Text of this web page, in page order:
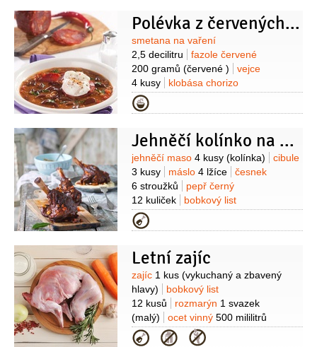
K podávání: avokádo
koriandr
(čerstvý)
limetka
paprička chilli
červená
Polévka z červených fazolí
Suroviny
smetana na vaření
2,5 decilitru
fazole červené
200 gramů (červené )
vejce
4 kusy
klobása chorizo
100 gramů
kořenová1 kus
brambory
2 lžíce (mletá)
Kategorie
Jehněčí kolínko na víně
Suroviny
jehněčí maso 4 kusy (kolínka)
cibule
3 kusy
máslo 4 lžíce
česnek
6 stroužků
pepř černý
12 kuliček
bobkový list
4 kusy
4 lžíce
rozmarýn4 snítky
víno
Kategorie
Letní zajíc
Suroviny
zajíc 1 kus (vykuchaný a zbavený
hlavy)
bobkový list
12 kusů
rozmarýn 1 svazek
(malý)
ocet vinný 500 mililitrů
(bílý)
cibule1 kus
Kategorie